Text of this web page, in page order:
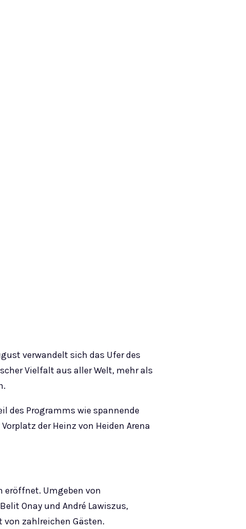
verwandelt sich das Ufer des
Vielfalt aus aller Welt, mehr als
des Programms wie spannende
der Heinz von Heiden Arena
eröffnet. Umgeben von
Onay und André Lawiszus,
zahlreichen Gästen.